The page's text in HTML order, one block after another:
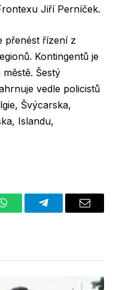
Jiří Perníček.
přenést řízení z
Kontingentů je
Šestý
vedle policistů
Švýcarska,
Islandu,
WhatsAppTelegramEmail